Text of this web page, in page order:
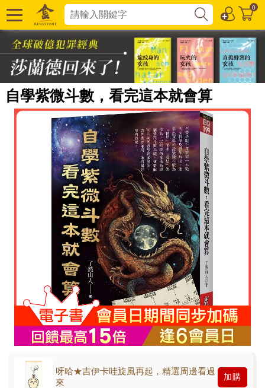
0
自學紫微斗數，看完這本就會算
呀哈★吉伊卡哇旋風再起，精選周邊看過
來
加購